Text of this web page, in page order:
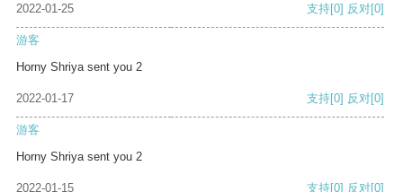
2022-01-25 支持[0] 反对[0]
游客
Horny Shriya sent you 2
2022-01-17 支持[0] 反对[0]
游客
Horny Shriya sent you 2
2022-01-15 支持[0] 反对[0]